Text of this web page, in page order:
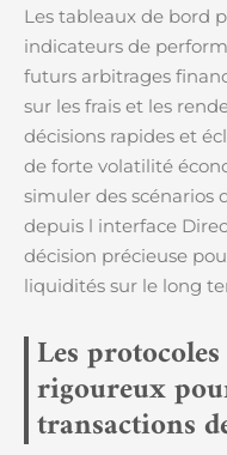
Les tableaux de bord
indicateurs de
futurs arbitrages
sur les frais et les
décisions rapides et
de forte volatilité
simuler des
depuis l interface
décision précieuse
liquidités sur le long
Les
rigoureux
transactions